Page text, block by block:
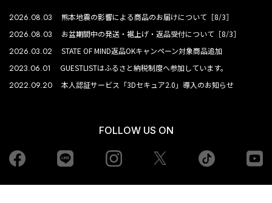
2026.08.03 熊本地震の影響による商品のお届けについて［8/3］
2026.08.03 お盆期間中の発送・裾上げ・返品受付について［8/3］
2026.03.02 STATE OF MIND返品OKキャンペーン対象商品追加
2023.06.01 GUESTLISTはふるさと納税制度へ参加しています。
2022.09.20 本人認証サービス「3Dセキュア2.0」導入のお知らせ
FOLLOW US ON
Facebook Instagram tiktok